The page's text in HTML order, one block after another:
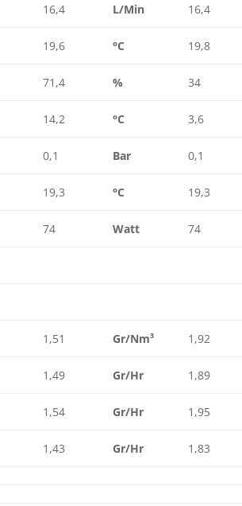
16,4 L/Min 16,4
19,6 °C 19,8
71,4 % 34
14,2 °C 3,6
0,1 Bar 0,1
19,3 °C 19,3
74 Watt 74
1,51 Gr/Nm³ 1,92
1,49 Gr/Hr 1,89
1,54 Gr/Hr 1,95
1,43 Gr/Hr 1,83